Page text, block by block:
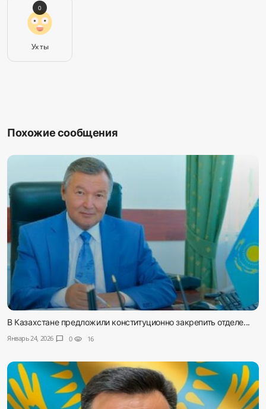
Ух ты
0
Похожие сообщения
В Казахстане предложили конституционно закрепить отделе...
Январь 24, 2026 chat_bubble 0 visibility 16